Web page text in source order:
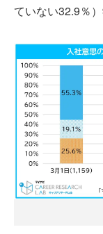
ていない32.9％